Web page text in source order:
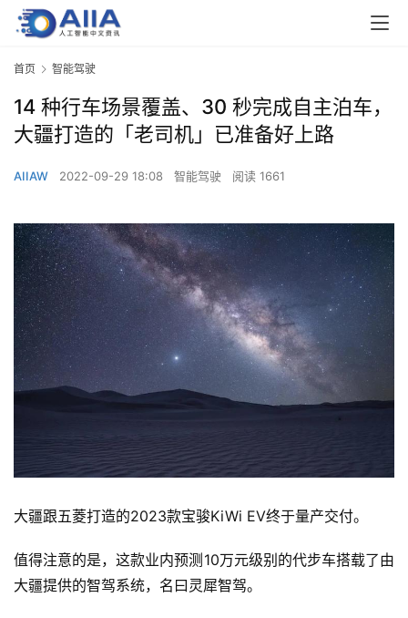
首页 智能驾驶
14 种行车场景覆盖、30 秒完成自主泊车，
大疆打造的「老司机」已准备好上路
AIIAW 2022-09-29 18:08 智能驾驶 阅读 1661
大疆跟五菱打造的2023款宝骏KiWi EV终于量产交付。
值得注意的是，这款业内预测10万元级别的代步车搭载了由
大疆提供的智驾系统，名曰灵犀智驾。